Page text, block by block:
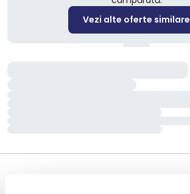
Vezi alte oferte similare